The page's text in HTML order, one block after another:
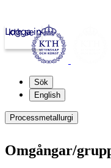
kth.se
Logga in
Sök
English
Processmetallurgi
Omgångar/